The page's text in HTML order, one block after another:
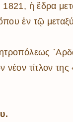
ἡ ἕδρα
ἐν τῷ
νέον τίτλον